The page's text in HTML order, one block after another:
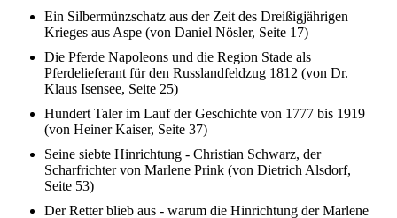
Ein Silbermünzschatz aus der Zeit des Dreißigjährigen
Krieges aus Aspe (von Daniel Nösler, Seite 17)
Die Pferde Napoleons und die Region Stade als
Pferdelieferant für den Russlandfeldzug 1812 (von Dr.
Klaus Isensee, Seite 25)
Hundert Taler im Lauf der Geschichte von 1777 bis 1919
(von Heiner Kaiser, Seite 37)
Seine siebte Hinrichtung - Christian Schwarz, der
Scharfrichter von Marlene Prink (von Dietrich Alsdorf,
Seite 53)
Der Retter blieb aus - warum die Hinrichtung der Marlene